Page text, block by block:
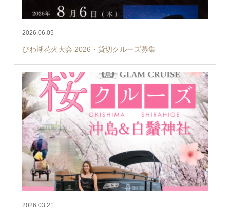
2026.06.05
びわ湖花火大会 2026・貸切クルーズ募集
2026.03.21